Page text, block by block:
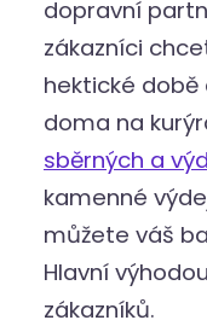
dopravní
zákazníci
hektické
doma na
sběrných a
kamenné
můžete váš
Hlavní
zákazníků.